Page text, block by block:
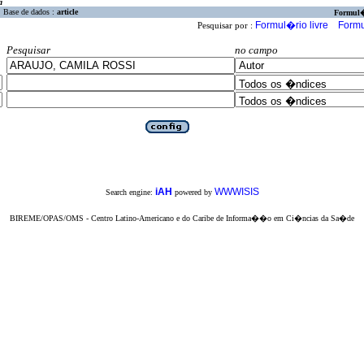
Base de dados : article
Pesquisar por : Formul�rio livre
Pesquisar
no campo
Search engine: iAH powered by WWWISIS
BIREME/OPAS/OMS - Centro Latino-Americano e do Caribe de Informa��o em Ci�ncias da Sa�de